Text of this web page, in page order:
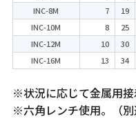
INC-8M
7 19
INC-10M
8 25
INC-12M
10 30
INC-16M
13 34
※状況に応じて金属用接
※六角レンチ使用。（別